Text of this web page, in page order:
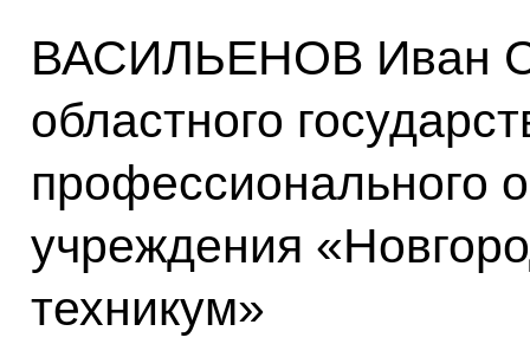
ВАСИЛЬЕНОВ Иван
областного
профессионального
учреждения
техникум»